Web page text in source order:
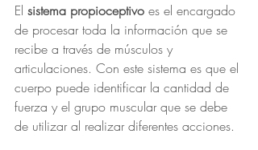
El sistema propioceptivo es el encargado
de procesar toda la información que se
recibe a través de músculos y
articulaciones. Con este sistema es que el
cuerpo puede identificar la cantidad de
fuerza y el grupo muscular que se debe
de utilizar al realizar diferentes acciones.